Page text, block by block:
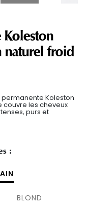
naturel froid
Koleston
couvre les cheveux
purs et
:
BLOND